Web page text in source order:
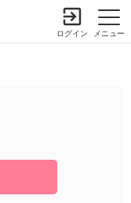
メニュー
ログイン